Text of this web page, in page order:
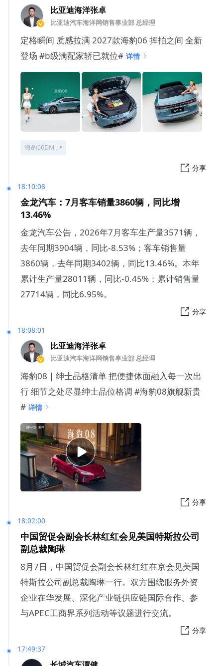
比亚迪海洋张卓
比亚迪汽车海洋网销售事业部 总经理
定格瞬间 质感拉满 2027款海豹06 挥拍之间 全新
登场 #b级满配家轿已就位# 详情
海豹06DM-i
分享
18:10:08
金龙汽车：7月客车销量3860辆，同比增
13.46%
金龙汽车公告，2026年7月客车生产量3571辆，
去年同期3904辆，同比-8.53%；客车销售量
3860辆，去年同期3402辆，同比13.46%。本年
累计生产量28011辆，同比-0.45%；累计销售量
27714辆，同比6.95%。
分享
18:08:01
比亚迪海洋张卓
比亚迪汽车海洋网销售事业部 总经理
海豹08｜绅士品格清单 把便捷体面融入每一次出
行 细节之处尽显绅士品位格调 #海豹08旗舰新贵
# 详情
分享
18:02:00
中国贸促会副会长林红红会见美国特斯拉公司
副总裁陶琳
8月7日，中国贸促会副会长林红红在京会见美国
特斯拉公司副总裁陶琳一行。双方围绕服务外资
企业在华发展、深化产业链供应链国际合作、参
与APEC工商界系列活动等议题进行交流。
分享
17:49:37